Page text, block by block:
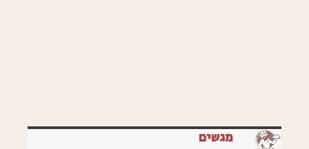
מגשים